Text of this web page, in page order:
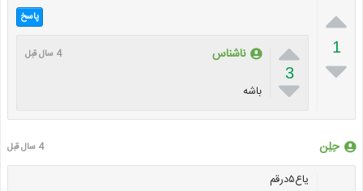

1

پاسخ

3

ناشناس 4 سال قبل
باشه
حِلِن 4 سال قبل
یاع۵درقم